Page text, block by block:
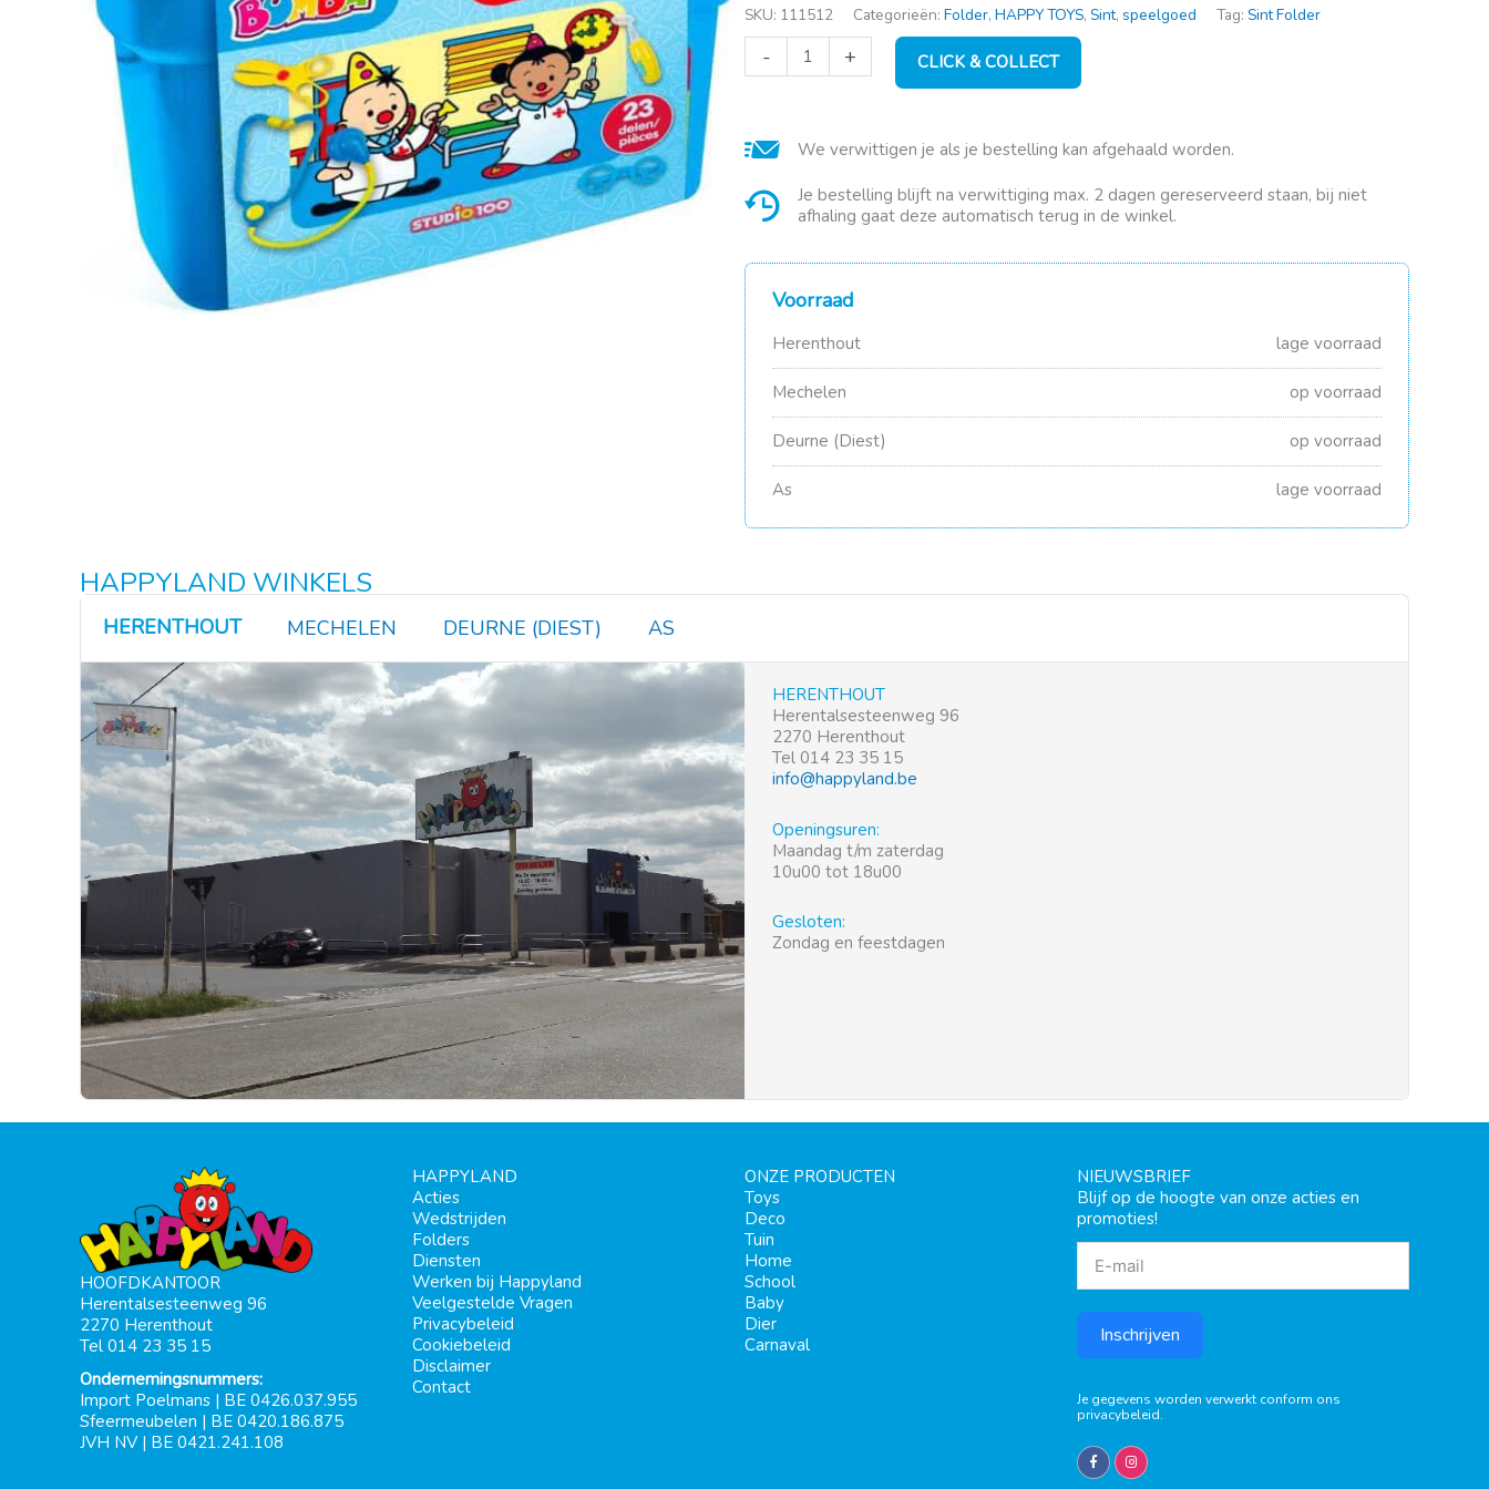
SKU: 111512 Categorieën: Folder, HAPPY TOYS, Sint, speelgoed Tag: Sint Folder
-
dokterskoffer + CLICK & COLLECT
We verwittigen je als je bestelling kan afgehaald worden.
Je bestelling blijft na verwittiging max. 2 dagen gereserveerd staan, bij niet
afhaling gaat deze automatisch terug in de winkel.
Voorraad
Herenthout lage voorraad
Mechelen op voorraad
Deurne (Diest) op voorraad
As lage voorraad
HAPPYLAND WINKELS
HERENTHOUT MECHELEN DEURNE (DIEST) AS
HERENTHOUT
Herentalsesteenweg 96
2270 Herenthout
Tel 014 23 35 15
info@happyland.be
Openingsuren:
Maandag t/m zaterdag
10u00 tot 18u00
Gesloten:
Zondag en feestdagen
HOOFDKANTOOR
Herentalsesteenweg 96
2270 Herenthout
Tel 014 23 35 15
Ondernemingsnummers:
Import Poelmans | BE 0426.037.955
Sfeermeubelen | BE 0420.186.875
JVH NV | BE 0421.241.108
HAPPYLAND
Acties
Wedstrijden
Folders
Diensten
Werken bij Happyland
Veelgestelde Vragen
Privacybeleid
Cookiebeleid
Disclaimer
Contact
ONZE PRODUCTEN
Toys
Deco
Tuin
Home
School
Baby
Dier
Carnaval
NIEUWSBRIEF
Blijf op de hoogte van onze acties en
promoties!
Inschrijven
Je gegevens worden verwerkt conform ons
privacybeleid.